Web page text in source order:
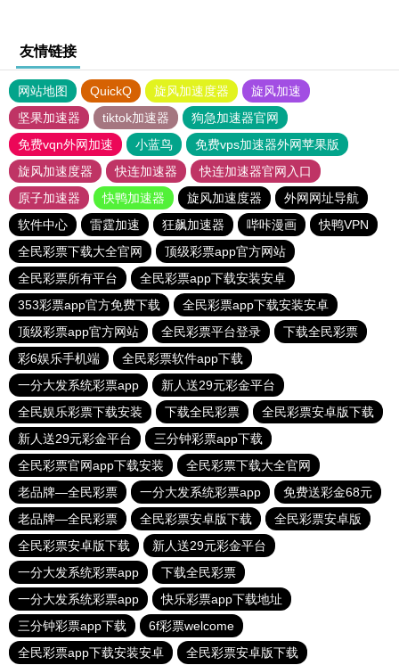
友情链接
网站地图 QuickQ 旋风加速度器
旋风加速
坚果加速器
tiktok加速器
狗急加速器官网
免费vqn外网加速
小蓝鸟
免费vps加速器外网苹果版
旋风加速度器
快连加速器
快连加速器官网入口
原子加速器
快鸭加速器 旋风加速度器
外网网址导航
软件中心
雷霆加速 狂飙加速器 哔咔漫画
快鸭VPN
全民彩票下载大全官网
顶级彩票app官方网站
全民彩票所有平台
全民彩票app下载安装安卓
353彩票app官方免费下载
全民彩票app下载安装安卓
顶级彩票app官方网站
全民彩票平台登录
下载全民彩票
彩6娱乐手机端
全民彩票软件app下载
一分大发系统彩票app
新人送29元彩金平台
全民娱乐彩票下载安装
下载全民彩票
全民彩票安卓版下载
新人送29元彩金平台
三分钟彩票app下载
全民彩票官网app下载安装
全民彩票下载大全官网
老品牌—全民彩票
一分大发系统彩票app
免费送彩金68元
老品牌—全民彩票
全民彩票安卓版下载
全民彩票安卓版
全民彩票安卓版下载
新人送29元彩金平台
一分大发系统彩票app
下载全民彩票
一分大发系统彩票app
快乐彩票app下载地址
三分钟彩票app下载
6f彩票welcome
全民彩票app下载安装安卓
全民彩票安卓版下载